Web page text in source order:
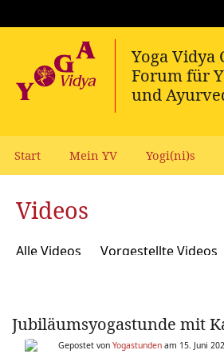
Start Mein YV Yogi(ni)s
Videos
Alle Videos Vorgestellte Videos
Jubiläumsyogastunde mit
Gepostet von Yogastunden am 15. Juni